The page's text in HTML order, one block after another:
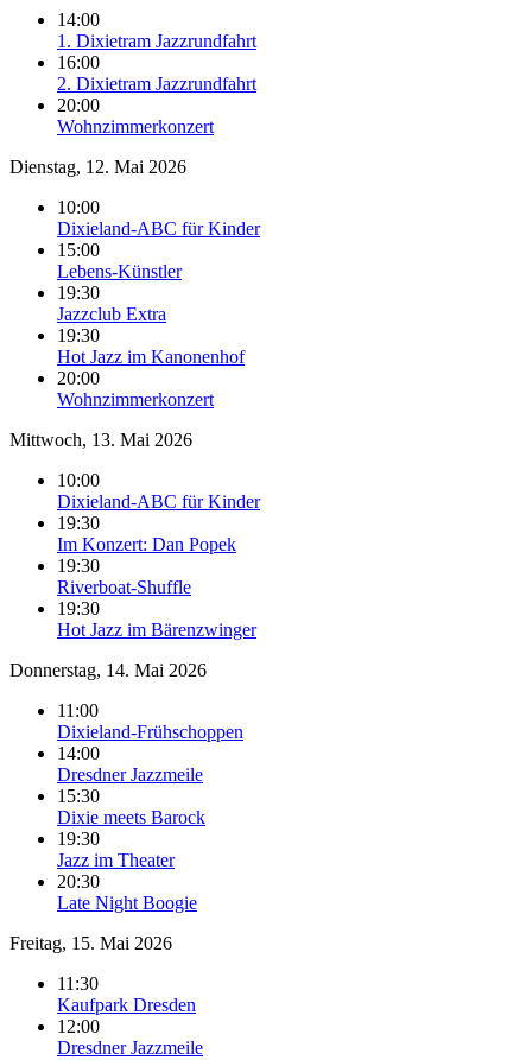
14:00
1. Dixietram Jazzrundfahrt
16:00
2. Dixietram Jazzrundfahrt
20:00
Wohnzimmerkonzert
Dienstag, 12. Mai 2026
10:00
Dixieland-ABC für Kinder
15:00
Lebens-Künstler
19:30
Jazzclub Extra
19:30
Hot Jazz im Kanonenhof
20:00
Wohnzimmerkonzert
Mittwoch, 13. Mai 2026
10:00
Dixieland-ABC für Kinder
19:30
Im Konzert: Dan Popek
19:30
Riverboat-Shuffle
19:30
Hot Jazz im Bärenzwinger
Donnerstag, 14. Mai 2026
11:00
Dixieland-Frühschoppen
14:00
Dresdner Jazzmeile
15:30
Dixie meets Barock
19:30
Jazz im Theater
20:30
Late Night Boogie
Freitag, 15. Mai 2026
11:30
Kaufpark Dresden
12:00
Dresdner Jazzmeile